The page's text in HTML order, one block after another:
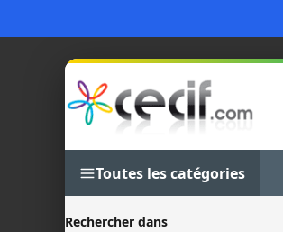
Toutes les catégories
Rechercher dans